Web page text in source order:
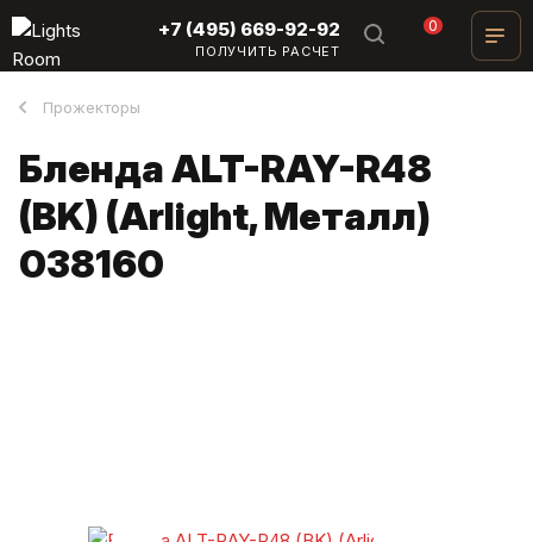
0
+7 (495) 669-92-92
ПОЛУЧИТЬ РАСЧЕТ
Прожекторы
Бленда ALT-RAY-R48
(BK) (Arlight, Металл)
038160